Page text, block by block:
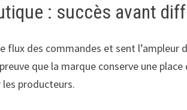
: succès avant
flux des commandes et sent l’ampleur
que la marque conserve une
producteurs.